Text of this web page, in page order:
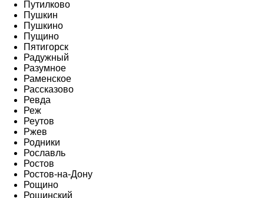
Путилково
Пушкин
Пушкино
Пущино
Пятигорск
Радужный
Разумное
Раменское
Рассказово
Ревда
Реж
Реутов
Ржев
Родники
Рославль
Ростов
Ростов-на-Дону
Рощино
Рощинский